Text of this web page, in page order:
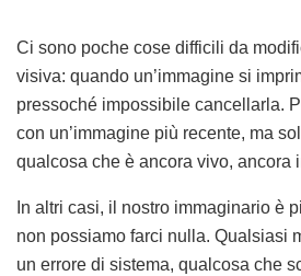
Ci sono poche cose difficili da
visiva: quando un’immagine si
pressoché impossibile cancellarla.
con un’immagine più recente, ma
qualcosa che è ancora vivo, ancora
In altri casi, il nostro immaginario è
non possiamo farci nulla. Qualsiasi
un errore di sistema, qualcosa che